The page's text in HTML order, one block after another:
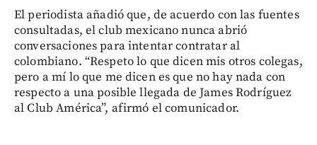
El periodista añadió que, de acuerdo con las fuentes
consultadas, el club mexicano nunca abrió
conversaciones para intentar contratar al
colombiano. “Respeto lo que dicen mis otros colegas,
pero a mí lo que me dicen es que no hay nada con
respecto a una posible llegada de James Rodríguez
al Club América”, afirmó el comunicador.